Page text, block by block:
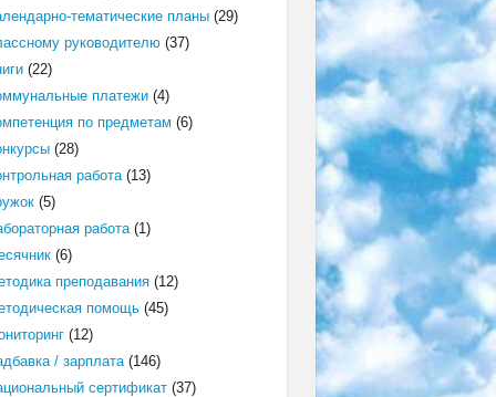
тематические планы(29)
руководителю(37)
(22)
платежи(4)
по предметам (6)
(28)
работа(13)
(5)
работа(1)
(6)
преподавания(12)
помощь(45)
(12)
/ зарплата(146)
сертификат(37)